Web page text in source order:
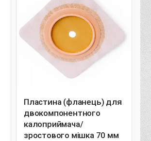
Пластина (фланець) для
двокомпонентного
калоприймача/
зростового мішка 70 мм